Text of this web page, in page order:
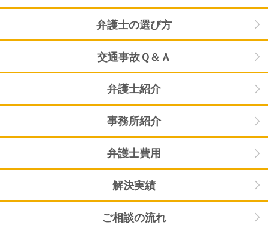
弁護士の選び方
交通事故Ｑ＆Ａ
弁護士紹介
事務所紹介
弁護士費用
解決実績
ご相談の流れ